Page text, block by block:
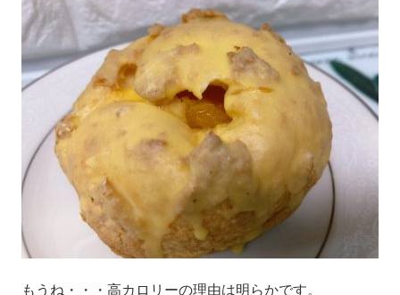
もうね・・・高カロリーの理由は明らかです。